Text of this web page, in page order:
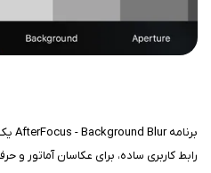
رابط کاربری ساده، برای عکاسان آماتور